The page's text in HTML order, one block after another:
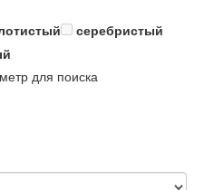
серебристый
для поиска